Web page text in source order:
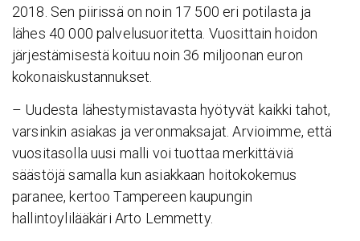
2018. Sen piirissä on noin 17 500 eri potilasta ja
lähes 40 000 palvelusuoritetta. Vuosittain hoidon
järjestämisestä koituu noin 36 miljoonan euron
kokonaiskustannukset.
– Uudesta lähestymistavasta hyötyvät kaikki tahot,
varsinkin asiakas ja veronmaksajat. Arvioimme, että
vuositasolla uusi malli voi tuottaa merkittäviä
säästöjä samalla kun asiakkaan hoitokokemus
paranee, kertoo Tampereen kaupungin
hallintoylilääkäri Arto Lemmetty.